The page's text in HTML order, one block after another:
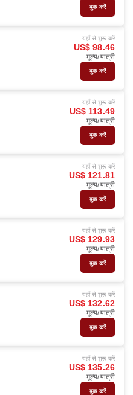
बुक करें
यहाँ से शुरू करें
US$ 98.46
मूल्य/यात्री
बुक करें
यहाँ से शुरू करें
US$ 113.49
मूल्य/यात्री
बुक करें
यहाँ से शुरू करें
US$ 121.81
मूल्य/यात्री
बुक करें
यहाँ से शुरू करें
US$ 129.93
मूल्य/यात्री
बुक करें
यहाँ से शुरू करें
US$ 132.62
मूल्य/यात्री
बुक करें
यहाँ से शुरू करें
US$ 135.26
मूल्य/यात्री
बुक करें